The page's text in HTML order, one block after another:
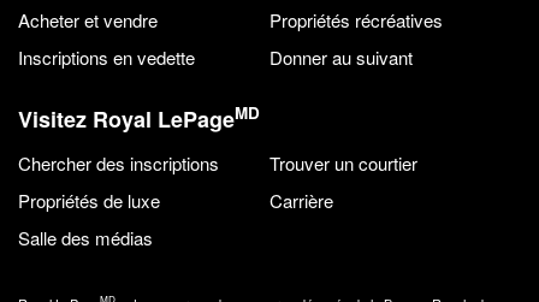
Acheter et vendre
Propriétés récréatives
Inscriptions en vedette
Donner au suivant
Visitez Royal LePageMD
Chercher des inscriptions
Trouver un courtier
Propriétés de luxe
Carrière
Salle des médias